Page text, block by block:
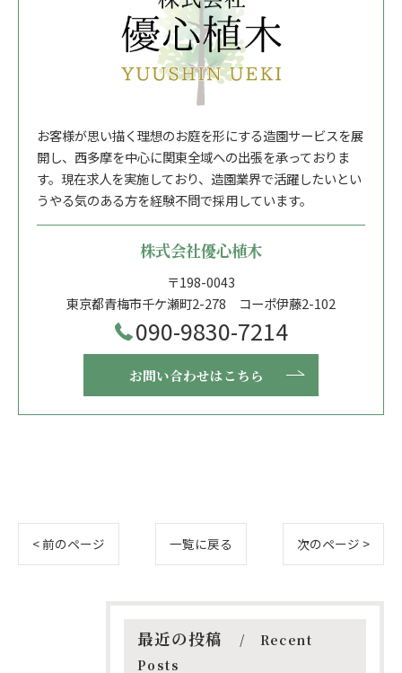
お客様が思い描く理想のお庭を形にする造園サービスを展
開し、西多摩を中心に関東全域への出張を承っておりま
す。現在求人を実施しており、造園業界で活躍したいとい
うやる気のある方を経験不問で採用しています。
株式会社優心植木
〒198-0043
東京都青梅市千ケ瀬町2-278 コーポ伊藤2-102
090-9830-7214
お問い合わせはこちら
< 前のページ 一覧に戻る 次のページ >
最近の投稿
Recent
Posts